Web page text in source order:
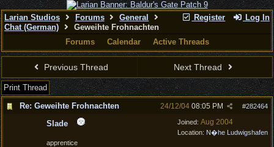
Register Log In
Larian Studios Forums
General
Chat (German)
Geweihte Frohnachten
Forums
Calendar Active Threads
Previous Thread Next Thread
Print Thread
Re: Geweihte Frohnachten
#282464
24/12/04 08:05 PM
Joined: Aug 2004
Location: N�he Ludwigshafen
Slade
apprentice